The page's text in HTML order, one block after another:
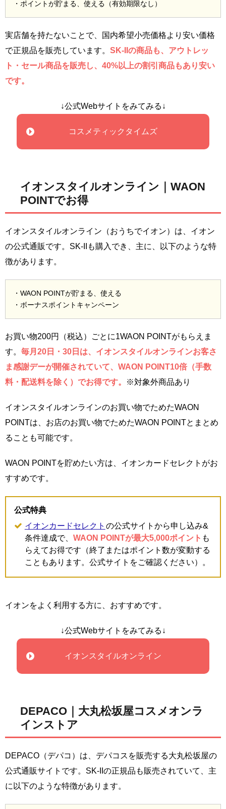
・ポイントが貯まる、使える（有効期限なし）
実店舗を持たないことで、国内希望小売価格より安い価格
で正規品を販売しています。 SK-IIの商品も、アウトレッ
ト・セール商品を販売し、40%以上の割引商品もあり安い
です。
↓公式Webサイトをみてみる↓
コスメティックタイムズ
イオンスタイルオンライン｜WAON
POINTでお得
イオンスタイルオンライン（おうちでイオン）は、イオン
の公式通販です。SK-IIも購入でき、主に、以下のような特
徴があります。
・WAON POINTが貯まる、使える
・ボーナスポイントキャンペーン
お買い物200円（税込）ごとに1WAON POINTがもらえま
す。 毎月20日・30日は、イオンスタイルオンラインお客さ
ま感謝デーが開催されていて、WAON POINT10倍（手数
料・配送料を除く）でお得です。
※対象外商品あり
イオンスタイルオンラインのお買い物でためたWAON
POINTは、お店のお買い物でためたWAON POINTとまとめ
ることも可能です。
WAON POINTを貯めたい方は、イオンカードセレクトがお
すすめです。
公式特典
イオンカードセレクト の公式サイトから申し込み&
条件達成で、 WAON POINTが最大5,000ポイント も
らえてお得です（終了またはポイント数が変動する
こともあります。公式サイトをご確認ください）。
イオンをよく利用する方に、おすすめです。
↓公式Webサイトをみてみる↓
イオンスタイルオンライン
DEPACO｜大丸松坂屋コスメオンラ
インストア
DEPACO（デパコ）は、デパコスを販売する大丸松坂屋の
公式通販サイトです。SK-IIの正規品も販売されていて、主
に以下のような特徴があります。